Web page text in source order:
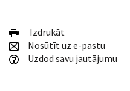
Izdrukāt
Nosūtīt uz e-pastu
Uzdod savu jautājumu